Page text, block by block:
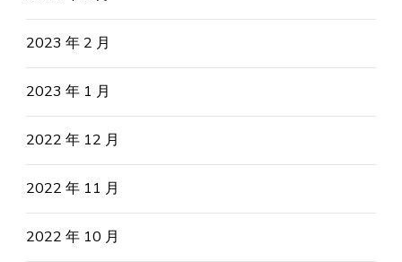
2023 年 2 月
2023 年 1 月
2022 年 12 月
2022 年 11 月
2022 年 10 月